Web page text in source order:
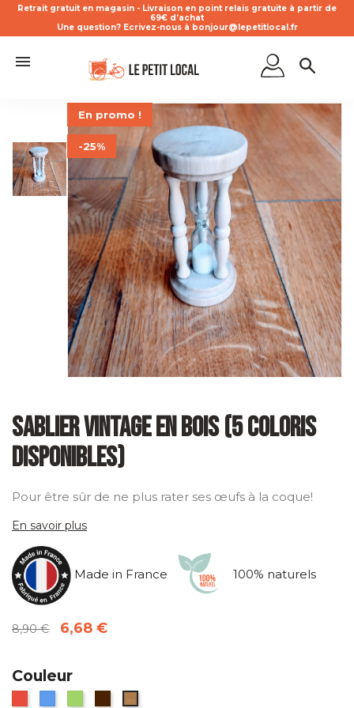
Retrait gratuit en magasin - Livraison en point relais gratuite à partir de
69€ d’achat
Une question? Ecrivez-nous à bonjour@lepetitlocal.fr
En promo !
-25%
Sablier Vintage en Bois (5 coloris
disponibles)
Pour être sûr de ne plus rater ses œufs à la coque!
En savoir plus
Made in France 100% naturels
8,90 € 6,68 €
Couleur